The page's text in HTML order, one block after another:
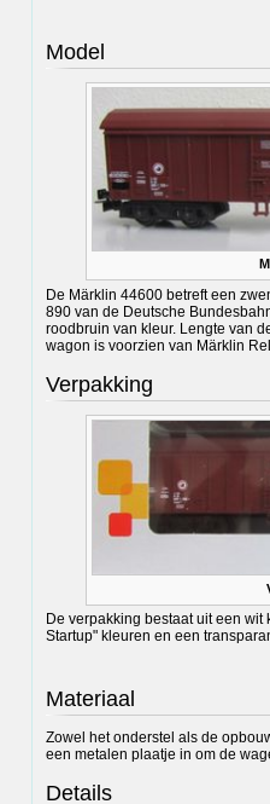
Model
De Märklin 44600 betreft een
890 van de Deutsche
roodbruin van kleur. Lengte van
wagon is voorzien van Märklin
Verpakking
De verpakking bestaat uit een
Startup" kleuren en een
Materiaal
Zowel het onderstel als de
een metalen plaatje in om de
Details